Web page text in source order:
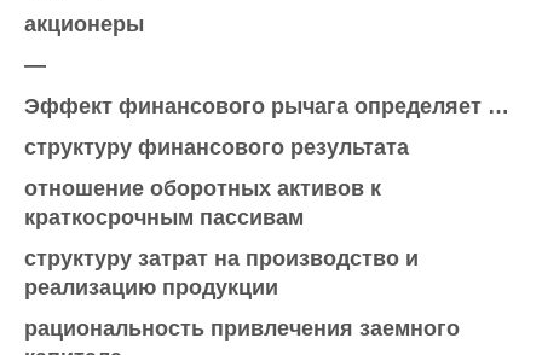
акционеры
—
Эффект финансового рычага определяет …
структуру финансового результата
отношение оборотных активов к
краткосрочным пассивам
структуру затрат на производство и
реализацию продукции
рациональность привлечения заемного